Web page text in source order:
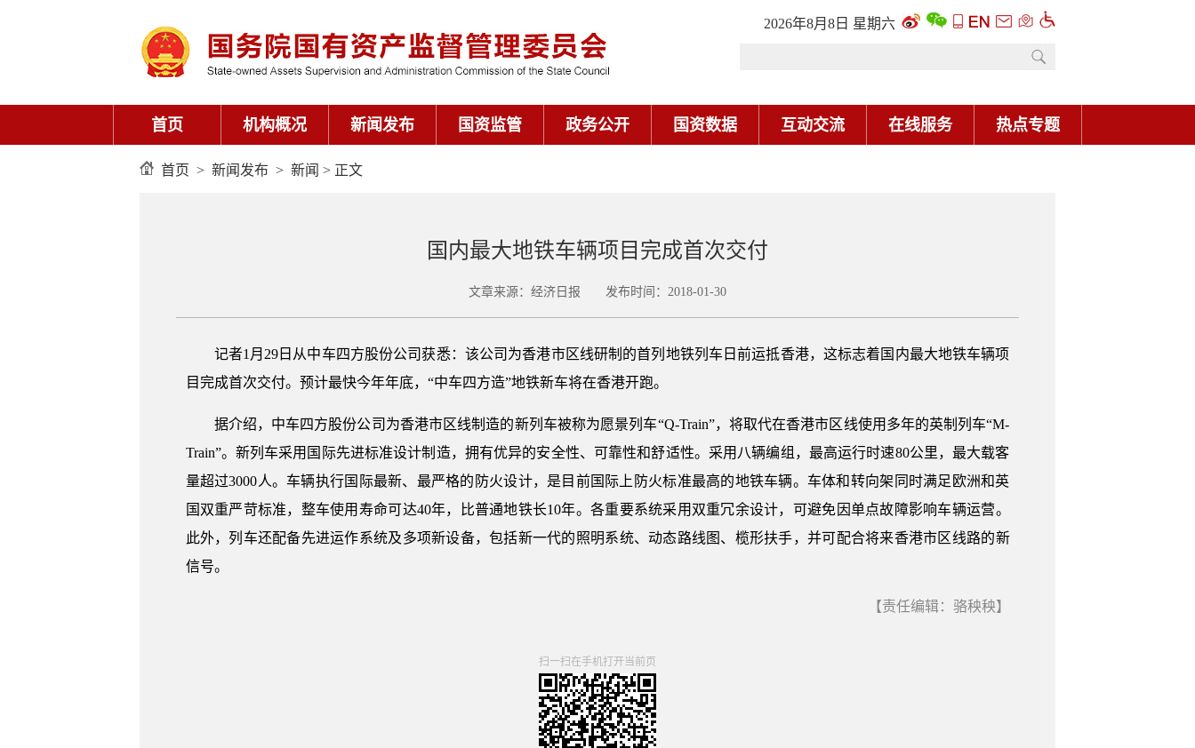
2026年8月8日 星期六
首页 机构概况 新闻发布 国资监管 政务公开 国资数据 互动交流 在线服务 热点专题
首页 > 新闻发布 > 新闻 > 正文
国内最大地铁车辆项目完成首次交付
文章来源：经济日报 发布时间：2018-01-30
记者1月29日从中车四方股份公司获悉：该公司为香港市区线研制的首列地铁列车日前运抵香港，这标志着国内最大地铁车辆项
目完成首次交付。预计最快今年年底，“中车四方造”地铁新车将在香港开跑。
据介绍，中车四方股份公司为香港市区线制造的新列车被称为愿景列车“Q-Train”，将取代在香港市区线使用多年的英制列车“M-
Train”。新列车采用国际先进标准设计制造，拥有优异的安全性、可靠性和舒适性。采用八辆编组，最高运行时速80公里，最大载客
量超过3000人。车辆执行国际最新、最严格的防火设计，是目前国际上防火标准最高的地铁车辆。车体和转向架同时满足欧洲和英
国双重严苛标准，整车使用寿命可达40年，比普通地铁长10年。各重要系统采用双重冗余设计，可避免因单点故障影响车辆运营。
此外，列车还配备先进运作系统及多项新设备，包括新一代的照明系统、动态路线图、榄形扶手，并可配合将来香港市区线路的新
信号。
【责任编辑：骆秧秧】
扫一扫在手机打开当前页